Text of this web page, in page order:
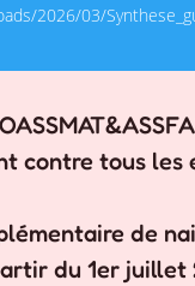
2026/03/
contre tous les
de
du 1er juillet